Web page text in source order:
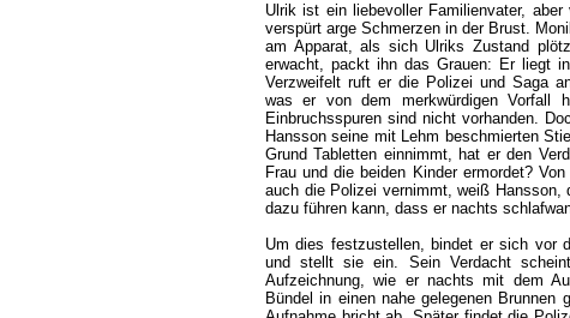
Ulrik ist ein liebevoller Familienvater,
verspürt arge Schmerzen in der Brust.
am Apparat, als sich Ulriks Zustand
erwacht, packt ihn das Grauen: Er liegt
Verzweifelt ruft er die Polizei und Saga
was er von dem merkwürdigen Vorfall
Einbruchsspuren sind nicht vorhanden.
Hansson seine mit Lehm beschmierten
Grund Tabletten einnimmt, hat er den
Frau und die beiden Kinder ermordet?
auch die Polizei vernimmt, weiß Hansson,
dazu führen kann, dass er nachts
Um dies festzustellen, bindet er sich vor
und stellt sie ein. Sein Verdacht
Aufzeichnung, wie er nachts mit dem
Bündel in einen nahe gelegenen